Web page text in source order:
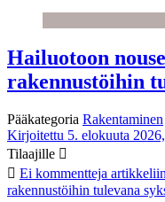
Hailuotoon
rakennustöihin
Pääkategoria Rakentaminen
Kirjoitettu 5. elokuuta
Tilaajille
Ei kommentteja
rakennustöihin tulevana